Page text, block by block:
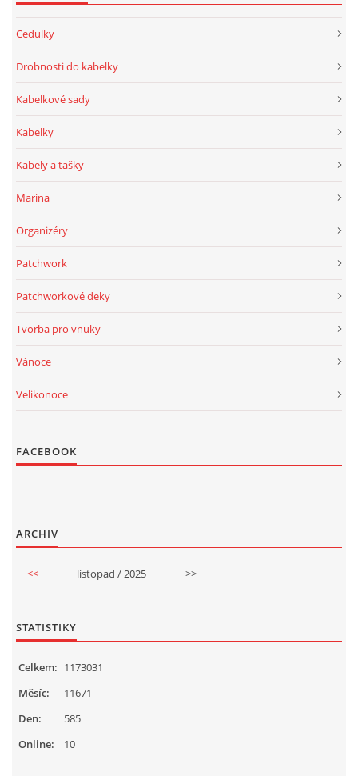
Cedulky
Drobnosti do kabelky
Kabelkové sady
Kabelky
Kabely a tašky
Marina
Organizéry
Patchwork
Patchworkové deky
Tvorba pro vnuky
Vánoce
Velikonoce
FACEBOOK
ARCHIV
<< listopad / 2025 >>
STATISTIKY
Online: 10
Celkem: 1173031
Měsíc:
11671
Den:
585